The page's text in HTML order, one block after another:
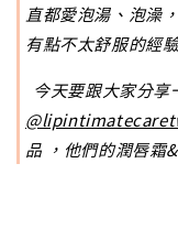
直都愛泡湯、泡澡
有點不太舒服的經
今天要跟大家分
品 ，他們的潤唇霜